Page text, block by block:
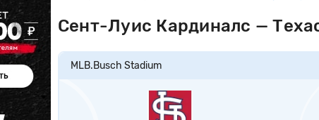
Сент-Луис Кардиналс —
MLB.Busch Stadium